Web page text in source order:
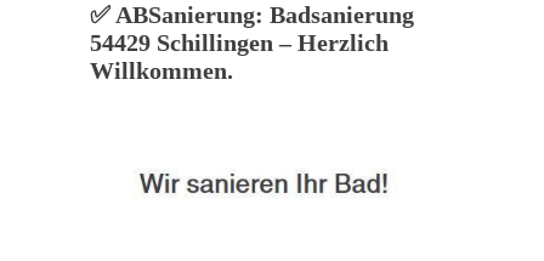
✅ ABSanierung: Badsanierung
54429 Schillingen – Herzlich
Willkommen.